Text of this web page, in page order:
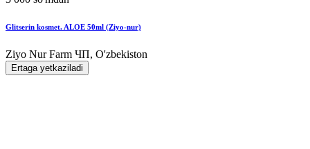
Glitserin kosmet. ALOE 50ml (Ziyo-nur)
Ziyo Nur Farm ЧП, O'zbekiston
Ertaga yetkaziladi